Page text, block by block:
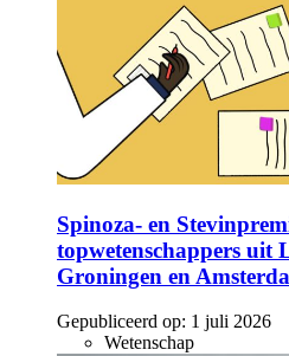
Spinoza- en
topwetenschappers uit
Groningen en
Gepubliceerd op: 1 juli 2026
Wetenschap